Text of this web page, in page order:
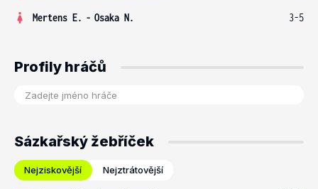
Mertens E. - Osaka N. 3-5
Profily hráčů
Sázkařský žebříček
Nejziskovější Nejztrátovější